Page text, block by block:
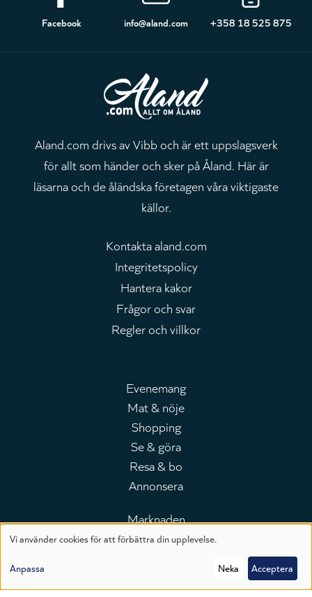
Sidfot
Facebook info@aland.com +358 18 525 875
Aland.com drivs av Vibb och är ett uppslagsverk
för allt som händer och sker på Åland. Här är
läsarna och de åländska företagen våra viktigaste
källor.
Kontakta aland.com
Integritetspolicy
Hantera kakor
Frågor och svar
Regler och villkor
Huvudmeny
Evenemang
Mat & nöje
Shopping
Se & göra
Resa & bo
Annonsera
Leaderboard
Marknaden
Broschyrer
Användning
Vi använder cookies för att förbättra din upplevelse.
Anpassa Neka Acceptera